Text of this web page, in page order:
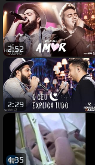
2:52
2:29
4:35